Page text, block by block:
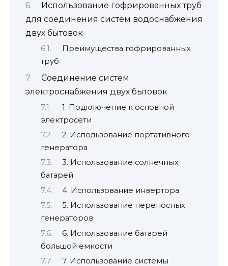
Использование гофрированных труб
для соединения систем водоснабжения
двух бытовок
Преимущества гофрированных
труб
Соединение систем
электроснабжения двух бытовок
1. Подключение к основной
электросети
2. Использование портативного
генератора
3. Использование солнечных
батарей
4. Использование инвертора
5. Использование переносных
генераторов
6. Использование батарей
большой емкости
7. Использование системы